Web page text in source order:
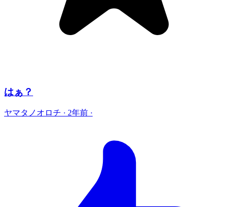
はぁ？
ヤマタノオロチ · 2年前 ·